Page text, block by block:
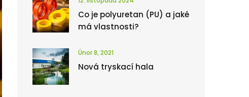
Co je polyuretan (PU) a jaké
má vlastnosti?
Únor 8, 2021
Nová tryskací hala